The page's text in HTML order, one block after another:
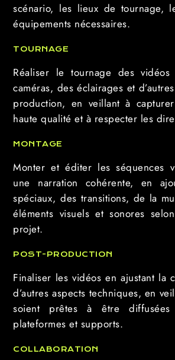
scénario, les lieux de tournage,
équipements nécessaires.
TOURNAGE
Réaliser le tournage des
caméras, des éclairages et
production, en veillant à
haute qualité et à respecter les
MONTAGE
Monter et éditer les séquences
une narration cohérente, en
spéciaux, des transitions, de la
éléments visuels et sonores
projet.
POST-PRODUCTION
Finaliser les vidéos en ajustant la
d’autres aspects techniques, en
soient prêtes à être diffusées
plateformes et supports.
COLLABORATION